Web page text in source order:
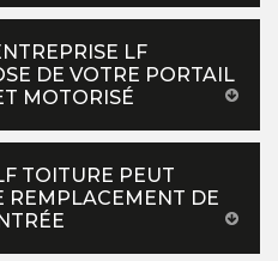
LF
DE VOTRE PORTAIL
MOTORISÉ
TOITURE PEUT
REMPLACEMENT DE